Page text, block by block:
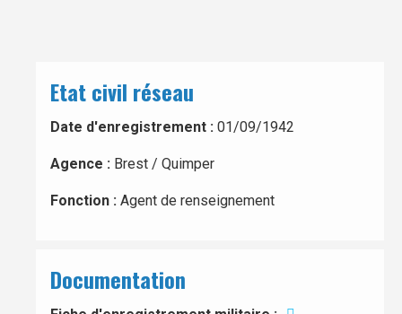
Etat civil réseau
Date d'enregistrement : 01/09/1942
Agence : Brest / Quimper
Fonction : Agent de renseignement
Documentation